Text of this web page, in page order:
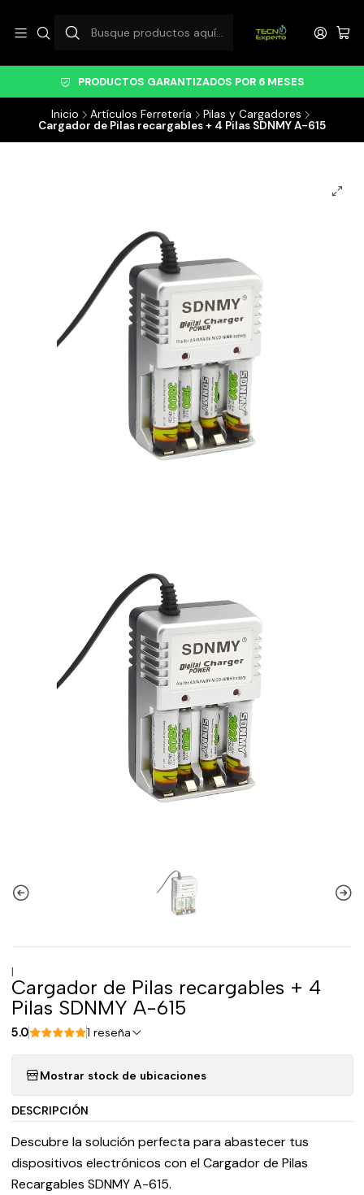
PRODUCTOS GARANTIZADOS POR 6 MESES
Inicio Artículos Ferretería
Pilas y Cargadores
Cargador de Pilas recargables + 4 Pilas SDNMY A-615
|
Cargador de Pilas recargables + 4
Pilas SDNMY A-615
5.0 1 reseña
Mostrar stock de ubicaciones
DESCRIPCIÓN
Descubre la solución perfecta para abastecer tus
dispositivos electrónicos con el Cargador de Pilas
Recargables SDNMY A-615.